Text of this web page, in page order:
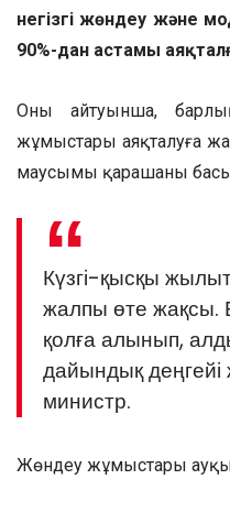
негізгі жөндеу және
90%-дан астамы
Оның айтуынша,
жұмыстары аяқталуға
маусымы қарашаның
Күзгі-қысқы
жалпы өте жақсы.
қолға алынып,
дайындық
министр.
Жөндеу жұмыстары